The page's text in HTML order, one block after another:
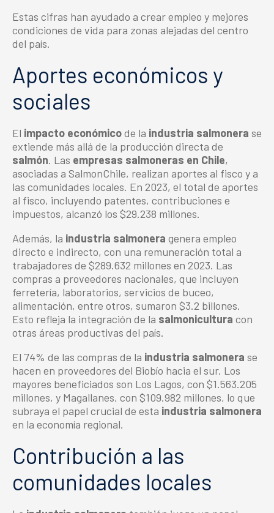
Estas cifras han ayudado a crear empleo y mejores
condiciones de vida para zonas alejadas del centro
del país.
Aportes económicos y
sociales
El impacto económicode la industria salmonera se
extiende más allá de la producción directa de
salmón. Las empresas salmoneras en Chile,
asociadas a SalmonChile, realizan aportes al fisco y a
las comunidades locales. En 2023, el total de aportes
al fisco, incluyendo patentes, contribuciones e
impuestos, alcanzó los $29.238 millones.
Además, la industria salmonera genera empleo
directo e indirecto, con una remuneración total a
trabajadores de $289.632 millones en 2023. Las
compras a proveedores nacionales, que incluyen
ferretería, laboratorios, servicios de buceo,
alimentación, entre otros, sumaron $3.2 billones.
Esto refleja la integración de la salmonicultura con
otras áreas productivas del país.
El 74% de las compras de la industria salmonera se
hacen en proveedores del Biobío hacia el sur. Los
mayores beneficiados son Los Lagos, con $1.563.205
millones, y Magallanes, con $109.982 millones, lo que
subraya el papel crucial de esta industria salmonera
en la economía regional.
Contribución a las
comunidades locales